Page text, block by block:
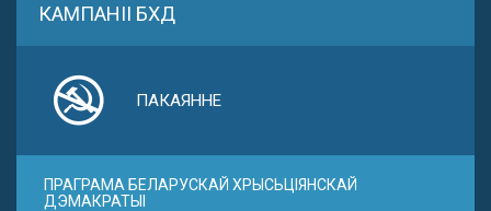
КАМПАНІІ БХД
ПАКАЯННЕ
ПРАГРАМА БЕЛАРУСКАЙ ХРЫСЬЦІЯНСКАЙ
ДЭМАКРАТЫІ